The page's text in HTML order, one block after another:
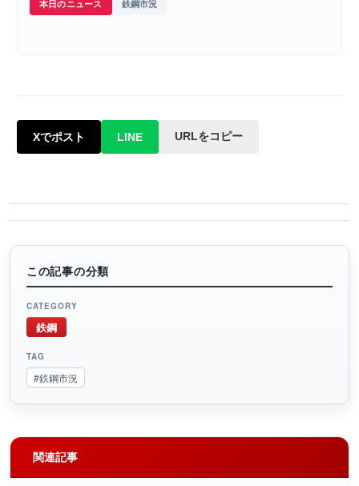
本日のニュース 鉄鋼市況
Xでポスト LINE URLをコピー
この記事の分類
CATEGORY
鉄鋼
TAG
#鉄鋼市況
関連記事